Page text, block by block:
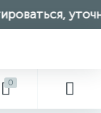
0